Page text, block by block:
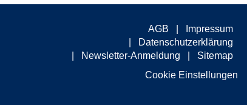
AGB
Impressum
Datenschutzerklärung
Newsletter-Anmeldung
Sitemap
Cookie Einstellungen